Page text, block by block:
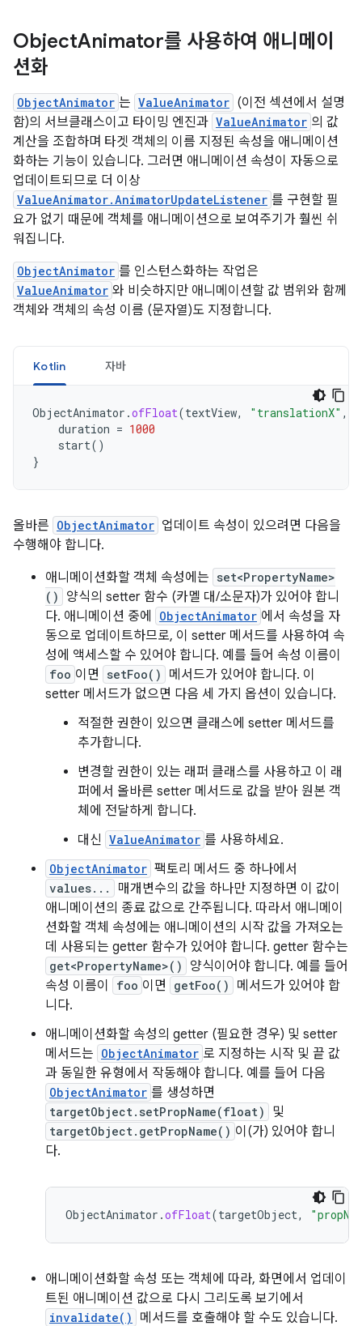
ObjectAnimator를 사용하여 애니메이
션화
ObjectAnimator 는 ValueAnimator (이전 섹션에서 설명
함)의 서브클래스이고 타이밍 엔진과 ValueAnimator 의 값
계산을 조합하며 타겟 객체의 이름 지정된 속성을 애니메이션
화하는 기능이 있습니다. 그러면 애니메이션 속성이 자동으로
업데이트되므로 더 이상
ValueAnimator.AnimatorUpdateListener 를 구현할 필
요가 없기 때문에 객체를 애니메이션으로 보여주기가 훨씬 쉬
워집니다.
ObjectAnimator 를 인스턴스화하는 작업은
ValueAnimator 와 비슷하지만 애니메이션할 값 범위와 함께
객체와 객체의 속성 이름 (문자열)도 지정합니다.
Kotlin 자바
ObjectAnimator .ofFloat(textView, "translationX" ,
duration = 1000
start()
}
올바른 ObjectAnimator 업데이트 속성이 있으려면 다음을
수행해야 합니다.
애니메이션화할 객체 속성에는 set<PropertyName>
()
양식의 setter 함수 (카멜 대/소문자)가 있어야 합니
다. 애니메이션 중에
ObjectAnimator 에서 속성을 자
동으로 업데이트하므로, 이 setter 메서드를 사용하여 속
성에 액세스할 수 있어야 합니다. 예를 들어 속성 이름이
foo 이면 setFoo()
메서드가 있어야 합니다. 이
setter 메서드가 없으면 다음 세 가지 옵션이 있습니다.
적절한 권한이 있으면 클래스에 setter 메서드를
추가합니다.
변경할 권한이 있는 래퍼 클래스를 사용하고 이 래
퍼에서 올바른 setter 메서드로 값을 받아 원본 객
체에 전달하게 합니다.
대신 ValueAnimator 를 사용하세요.
ObjectAnimator 팩토리 메서드 중 하나에서
values...
매개변수의 값을 하나만 지정하면 이 값이
애니메이션의 종료 값으로 간주됩니다. 따라서 애니메이
션화할 객체 속성에는 애니메이션의 시작 값을 가져오는
데 사용되는 getter 함수가 있어야 합니다. getter 함수는
get<PropertyName>()
양식이어야 합니다. 예를 들어
속성 이름이
foo 이면 getFoo()
메서드가 있어야 합
니다.
애니메이션화할 속성의 getter (필요한 경우) 및 setter
메서드는 ObjectAnimator 로 지정하는 시작 및 끝 값
과 동일한 유형에서 작동해야 합니다. 예를 들어 다음
ObjectAnimator 를 생성하면
targetObject.setPropName(float) 및
targetObject.getPropName() 이(가) 있어야 합니
다.
ObjectAnimator .ofFloat(targetObject,
애니메이션화할 속성 또는 객체에 따라, 화면에서 업데이
트된 애니메이션 값으로 다시 그리도록 보기에서
invalidate() 메서드를 호출해야 할 수도 있습니다.